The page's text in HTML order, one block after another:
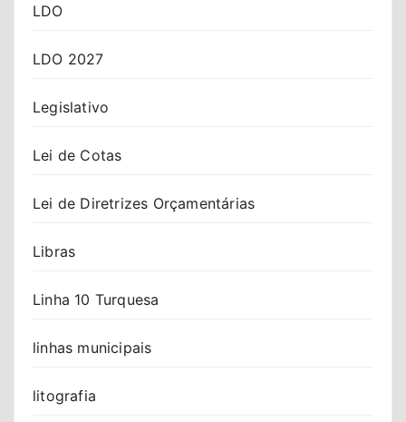
LDO
LDO 2027
Legislativo
Lei de Cotas
Lei de Diretrizes Orçamentárias
Libras
Linha 10 Turquesa
linhas municipais
litografia